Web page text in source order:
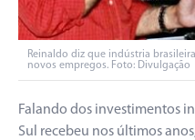
Reinaldo diz que indústria
novos empregos. Foto: Divulgação
Falando dos investimentos
Sul recebeu nos últimos